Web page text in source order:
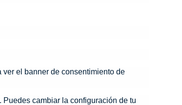
el banner de consentimiento de
cambiar la configuración de tu